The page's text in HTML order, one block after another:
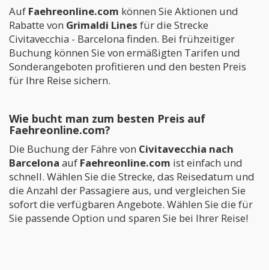
Auf Faehreonline.com können Sie Aktionen und
Rabatte von Grimaldi Lines für die Strecke
Civitavecchia - Barcelona finden. Bei frühzeitiger
Buchung können Sie von ermäßigten Tarifen und
Sonderangeboten profitieren und den besten Preis
für Ihre Reise sichern.
Wie bucht man zum besten Preis auf
Faehreonline.com?
Die Buchung der Fähre von Civitavecchia nach
Barcelona auf Faehreonline.com ist einfach und
schnell. Wählen Sie die Strecke, das Reisedatum und
die Anzahl der Passagiere aus, und vergleichen Sie
sofort die verfügbaren Angebote. Wählen Sie die für
Sie passende Option und sparen Sie bei Ihrer Reise!